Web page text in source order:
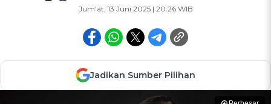
Jum'at, 13 Juni 2025 | 20:26 WIB
Jadikan Sumber Pilihan